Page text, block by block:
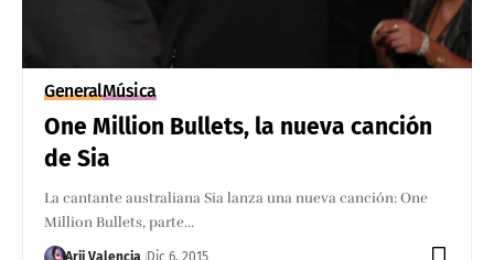
GeneralMúsica
One Million Bullets, la nueva canción
de Sia
La cantante australiana Sia lanza una nueva canción: One
Million Bullets, parte…
Arii Valencia Dic 6, 2015